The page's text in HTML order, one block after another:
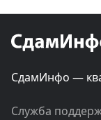
СдамИнфо —
Служба